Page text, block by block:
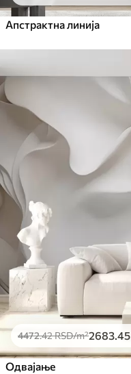
Апстрактна линија
4472.42RSD/m²2683.45
Одвајање